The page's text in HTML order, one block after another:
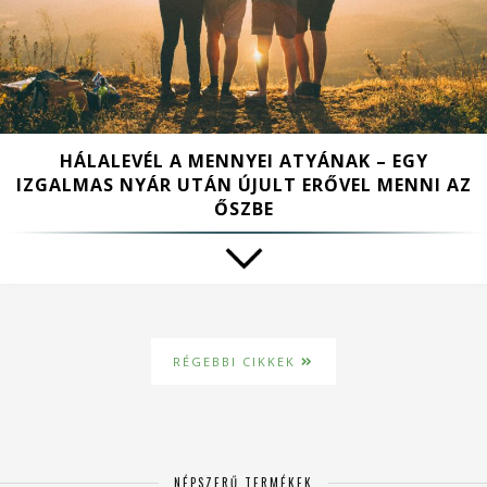
HÁLALEVÉL A MENNYEI ATYÁNAK – EGY
IZGALMAS NYÁR UTÁN ÚJULT ERŐVEL MENNI AZ
ŐSZBE
RÉGEBBI CIKKEK
NÉPSZERŰ TERMÉKEK